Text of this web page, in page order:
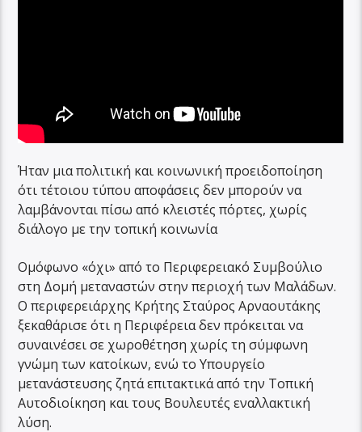
Ήταν μια πολιτική και κοινωνική προειδοποίηση
ότι τέτοιου τύπου αποφάσεις δεν μπορούν να
λαμβάνονται πίσω από κλειστές πόρτες, χωρίς
διάλογο με την τοπική κοινωνία
Ομόφωνο «όχι» από το Περιφερειακό Συμβούλιο
στη Δομή μεταναστών στην περιοχή των Μαλάδων.
Ο περιφερειάρχης Κρήτης Σταύρος Αρναουτάκης
ξεκαθάρισε ότι η Περιφέρεια δεν πρόκειται να
συναινέσει σε χωροθέτηση χωρίς τη σύμφωνη
γνώμη των κατοίκων, ενώ το Υπουργείο
μετανάστευσης ζητά επιτακτικά από την Τοπική
Αυτοδιοίκηση και τους Βουλευτές εναλλακτική
λύση.